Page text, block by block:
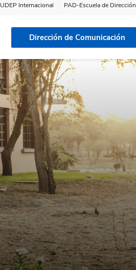
UDEP Internacional PAD-Escuela de Dirección
Dirección de Comunicación